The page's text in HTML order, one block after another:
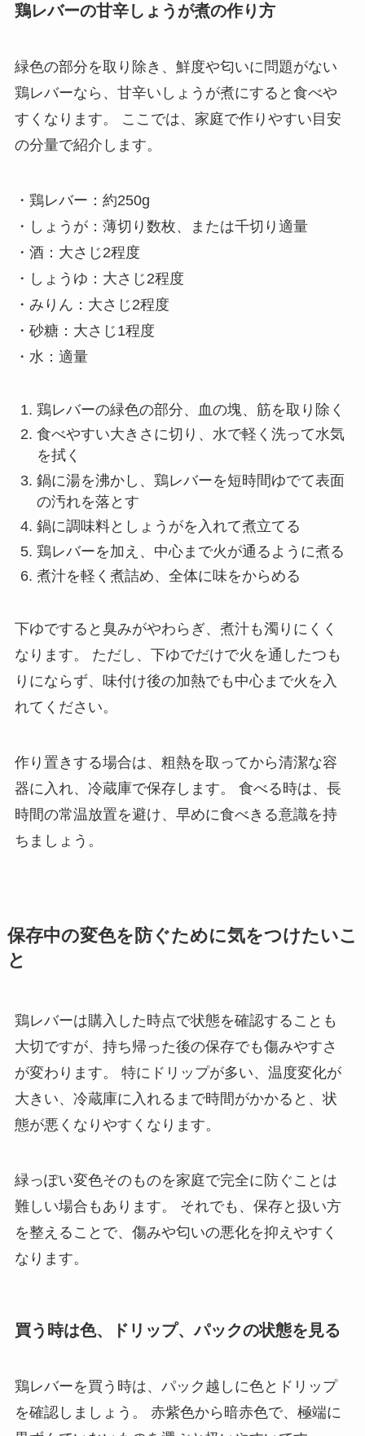
鶏レバーの甘辛しょうが煮の作り方
緑色の部分を取り除き、鮮度や匂いに問題がない
鶏レバーなら、甘辛いしょうが煮にすると食べや
すくなります。 ここでは、家庭で作りやすい目安
の分量で紹介します。
・鶏レバー：約250g
・しょうが：薄切り数枚、または千切り適量
・酒：大さじ2程度
・しょうゆ：大さじ2程度
・みりん：大さじ2程度
・砂糖：大さじ1程度
・水：適量
鶏レバーの緑色の部分、血の塊、筋を取り除く
食べやすい大きさに切り、水で軽く洗って水気
を拭く
鍋に湯を沸かし、鶏レバーを短時間ゆでて表面
の汚れを落とす
鍋に調味料としょうがを入れて煮立てる
鶏レバーを加え、中心まで火が通るように煮る
煮汁を軽く煮詰め、全体に味をからめる
下ゆですると臭みがやわらぎ、煮汁も濁りにくく
なります。 ただし、下ゆでだけで火を通したつも
りにならず、味付け後の加熱でも中心まで火を入
れてください。
作り置きする場合は、粗熱を取ってから清潔な容
器に入れ、冷蔵庫で保存します。 食べる時は、長
時間の常温放置を避け、早めに食べきる意識を持
ちましょう。
保存中の変色を防ぐために気をつけたいこ
と
鶏レバーは購入した時点で状態を確認することも
大切ですが、持ち帰った後の保存でも傷みやすさ
が変わります。 特にドリップが多い、温度変化が
大きい、冷蔵庫に入れるまで時間がかかると、状
態が悪くなりやすくなります。
緑っぽい変色そのものを家庭で完全に防ぐことは
難しい場合もあります。 それでも、保存と扱い方
を整えることで、傷みや匂いの悪化を抑えやすく
なります。
買う時は色、ドリップ、パックの状態を見る
鶏レバーを買う時は、パック越しに色とドリップ
を確認しましょう。 赤紫色から暗赤色で、極端に